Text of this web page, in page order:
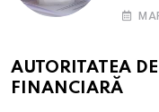
AUTORITATEA
FINANCIARĂ